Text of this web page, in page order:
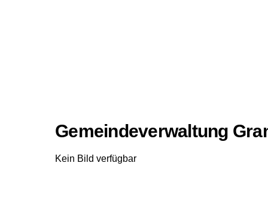
Gemeindeverwaltung
Kein Bild verfügbar